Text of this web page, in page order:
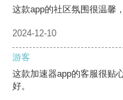
这款app的社区氛围很温馨
2024-12-10
游客
这款加速器app的客服很贴
好。